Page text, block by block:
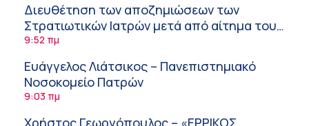
Διευθέτηση των αποζημιώσεων των
Στρατιωτικών Ιατρών μετά από αίτημα του
ΙΣΑ
9:52 πμ
Ευάγγελος Λιάτσικος – Πανεπιστημιακό
Νοσοκομείο Πατρών
9:03 πμ
Χρήστος Γεωργόπουλος – «ΕΡΡΙΚΟΣ